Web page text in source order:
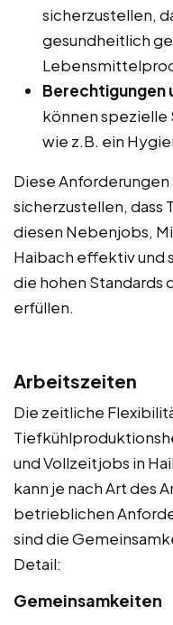
sicherzustellen,
gesundheitlich
Berechtigungen
können spezielle
wie z.B. ein
Diese
sicherzustellen,
diesen Nebenjobs,
Haibach effektiv und
die hohen
erfüllen.
Arbeitszeiten
Die zeitliche
und Vollzeitjobs in
kann je nach Art des
betrieblichen
sind die
Detail:
Gemeinsamkeiten